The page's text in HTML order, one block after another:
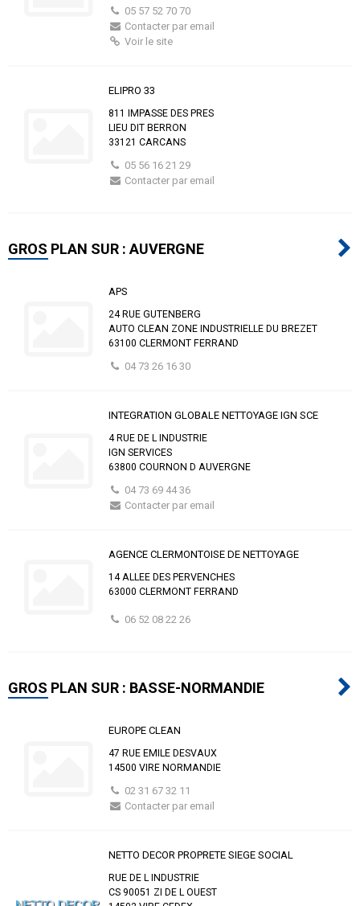
05 57 52 70 70
Contacter par email
Voir le site
ELIPRO 33
811 IMPASSE DES PRES
LIEU DIT BERRON
33121 CARCANS
05 56 16 21 29
Contacter par email
GROS PLAN SUR : AUVERGNE
APS
24 RUE GUTENBERG
AUTO CLEAN ZONE INDUSTRIELLE DU BREZET
63100 CLERMONT FERRAND
04 73 26 16 30
INTEGRATION GLOBALE NETTOYAGE IGN SCE
4 RUE DE L INDUSTRIE
IGN SERVICES
63800 COURNON D AUVERGNE
04 73 69 44 36
Contacter par email
AGENCE CLERMONTOISE DE NETTOYAGE
14 ALLEE DES PERVENCHES
63000 CLERMONT FERRAND
06 52 08 22 26
GROS PLAN SUR : BASSE-NORMANDIE
EUROPE CLEAN
47 RUE EMILE DESVAUX
14500 VIRE NORMANDIE
02 31 67 32 11
Contacter par email
NETTO DECOR PROPRETE SIEGE SOCIAL
RUE DE L INDUSTRIE
CS 90051 ZI DE L OUEST